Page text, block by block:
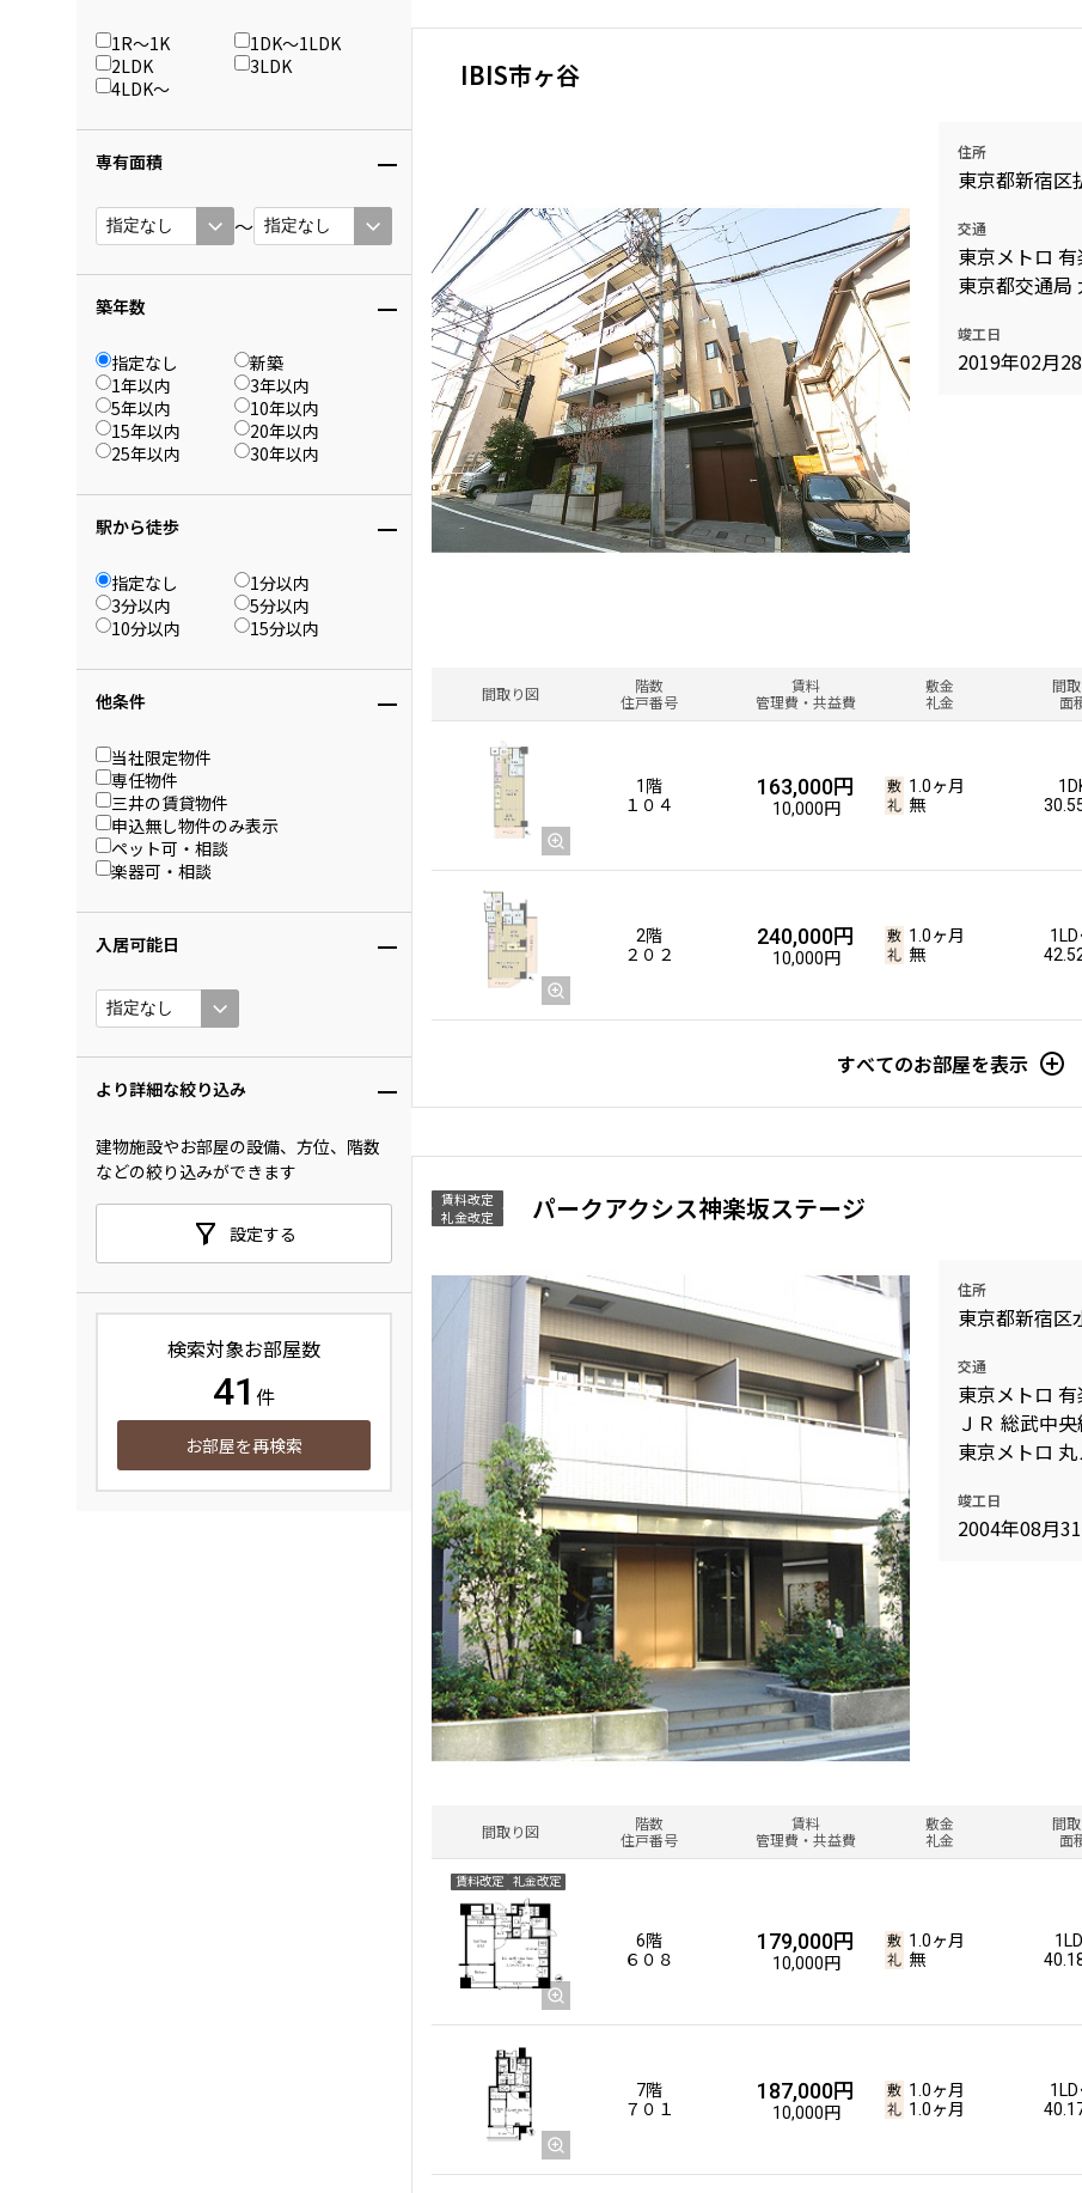
1R〜1K
1DK〜1LDK
2LDK
3LDK
4LDK〜
専有面積
〜
築年数
指定なし
新築
1年以内
3年以内
5年以内
10年以内
15年以内
20年以内
25年以内
30年以内
駅から徒歩
指定なし
1分以内
3分以内
5分以内
10分以内
15分以内
他条件
当社限定物件
専任物件
三井の賃貸物件
申込無し物件のみ表示
ペット可・相談
楽器可・相談
入居可能日
より詳細な絞り込み
建物施設やお部屋の設備、方位、階数
などの絞り込みができます
設定する
検索対象お部屋数
41 件
お部屋を再検索
IBIS市ヶ谷
住所
東京都新宿区
交通
東京メトロ
東京都交通局
竣工日
2019年02月
間取り図
階数
住戸番号
賃料
管理費・共益費
敷金
礼金
間
面
1階
１０４
163,000円
10,000円
1.0ヶ月
無
2階
２０２
240,000円
10,000円
1.0ヶ月
無
1LD
すべてのお部屋を表示
賃料改定
礼金改定
パークアクシス神楽坂ステージ
住所
東京都新宿区
交通
東京メトロ
ＪＲ 総武中
東京メトロ
竣工日
2004年08月
間取り図
階数
住戸番号
賃料
管理費・共益費
敷金
礼金
間
面
賃料改定 礼金改定
6階
６０８
179,000円
10,000円
1.0ヶ月
無
7階
７０１
187,000円
10,000円
1.0ヶ月
1.0ヶ月
1LD